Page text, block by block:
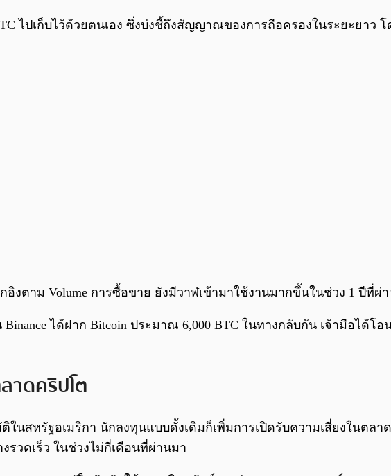
ไปเก็บไว้ด้วยตนเอง ซึ่งบ่งชี้ถึงสัญญาณของการถือครองในระยะยาว
งตาม Volume การซื้อขาย ยังมีวาฬเข้ามาใช้งานมากขึ้นในช่วง 1 ปีที่ผ่
ได้ฝาก Bitcoin ประมาณ 6,000 BTC ในทางกลับกัน เจ้ามือได้โอ
าดคริปโต
ในสหรัฐอเมริกา นักลงทุนแบบดั้งเดิมก็เพิ่มการเปิดรับความเสี่ยงในตล
วดเร็ว ในช่วงไม่กี่เดือนที่ผ่านมา